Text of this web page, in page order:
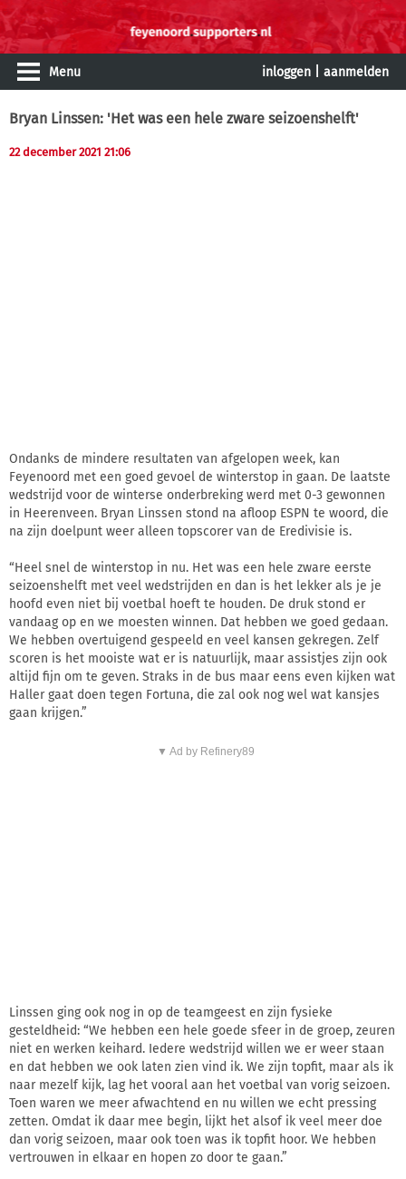
Menu inloggen aanmelden
Bryan Linssen: 'Het was een hele zware seizoenshelft'
22 december 2021 21:06
Ondanks de mindere resultaten van afgelopen week, kan
Feyenoord met een goed gevoel de winterstop in gaan. De laatste
wedstrijd voor de winterse onderbreking werd met 0-3 gewonnen
in Heerenveen. Bryan Linssen stond na afloop ESPN te woord, die
na zijn doelpunt weer alleen topscorer van de Eredivisie is.
“Heel snel de winterstop in nu. Het was een hele zware eerste
seizoenshelft met veel wedstrijden en dan is het lekker als je je
hoofd even niet bij voetbal hoeft te houden. De druk stond er
vandaag op en we moesten winnen. Dat hebben we goed gedaan.
We hebben overtuigend gespeeld en veel kansen gekregen. Zelf
scoren is het mooiste wat er is natuurlijk, maar assistjes zijn ook
altijd fijn om te geven. Straks in de bus maar eens even kijken wat
Haller gaat doen tegen Fortuna, die zal ook nog wel wat kansjes
gaan krijgen.”
▼ Ad by Refinery89
Linssen ging ook nog in op de teamgeest en zijn fysieke
gesteldheid: “We hebben een hele goede sfeer in de groep, zeuren
niet en werken keihard. Iedere wedstrijd willen we er weer staan
en dat hebben we ook laten zien vind ik. We zijn topfit, maar als ik
naar mezelf kijk, lag het vooral aan het voetbal van vorig seizoen.
Toen waren we meer afwachtend en nu willen we echt pressing
zetten. Omdat ik daar mee begin, lijkt het alsof ik veel meer doe
dan vorig seizoen, maar ook toen was ik topfit hoor. We hebben
vertrouwen in elkaar en hopen zo door te gaan.”